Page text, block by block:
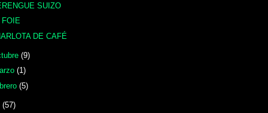
SUIZO
FOIE
DE CAFÉ
(9)
(1)
(5)
(57)